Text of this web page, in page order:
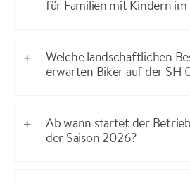
für Familien mit Kindern
Welche landschaftlichen
erwarten Biker auf der SH
Ab wann startet der
der Saison 2026?